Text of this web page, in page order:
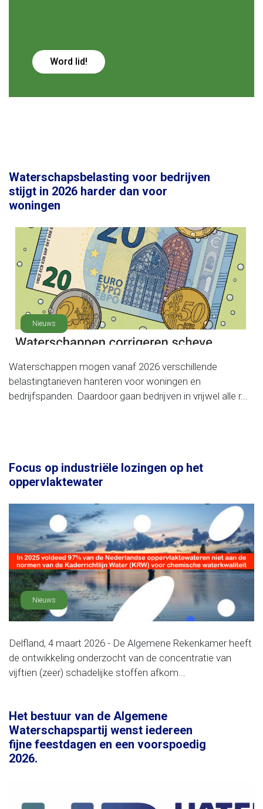
Word lid!
Waterschapsbelasting voor bedrijven
stijgt in 2026 harder dan voor
woningen
Nieuws
Waterschappen mogen vanaf 2026 verschillende
belastingtarieven hanteren voor woningen en
bedrijfspanden. Daardoor gaan bedrijven in vrijwel alle r...
Focus op industriële lozingen op het
oppervlaktewater
Nieuws
Delfland, 4 maart 2026 - De Algemene Rekenkamer heeft
de ontwikkeling onderzocht van de concentratie van
vijftien (zeer) schadelijke stoffen afkom...
Het bestuur van de Algemene
Waterschapspartij wenst iedereen
fijne feestdagen en een voorspoedig
2026.